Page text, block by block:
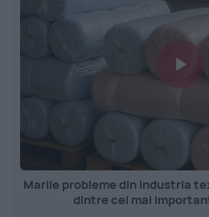
Marile probleme din industria
dintre cei mai